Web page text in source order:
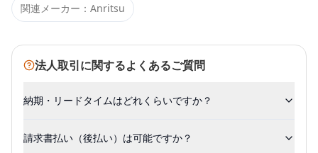
関連メーカー： Anritsu
法人取引に関するよくあるご質問
納期・リードタイムはどれくらいですか？
請求書払い（後払い）は可能ですか？